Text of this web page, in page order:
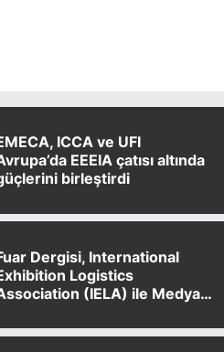
ICCA ve UFI
EEEIA çatısı altında
birleştirdi
Dergisi, International
Logistics
(IELA) ile Medya